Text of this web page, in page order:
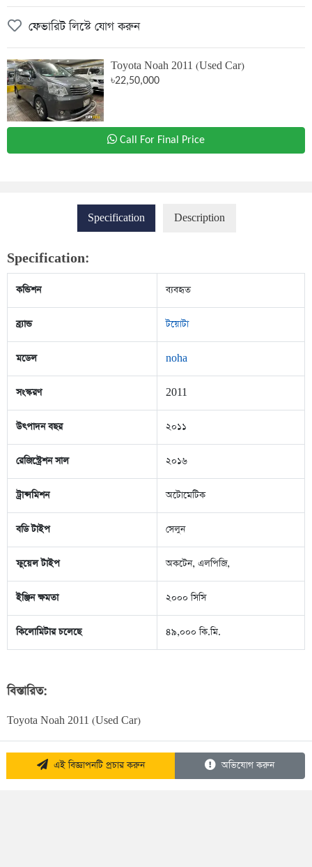
ফেভারিট লিস্টে যোগ করুন
Toyota Noah 2011 (Used Car)
৳22,50,000
Call For Final Price
Specification Description
Specification:
কন্ডিশন ব্যবহৃত
ব্র্যান্ড টয়োটা
মডেল noha
সংস্করণ 2011
উৎপাদন বছর ২০১১
রেজিস্ট্রেশন সাল ২০১৬
ট্রান্সমিশন অটোমেটিক
বডি টাইপ সেলুন
ফুয়েল টাইপ অকটেন, এলপিজি,
ইঞ্জিন ক্ষমতা ২০০০ সিসি
কিলোমিটার চলেছে ৪৯,০০০ কি.মি.
বিস্তারিত:
Toyota Noah 2011 (Used Car)
এই বিজ্ঞাপনটি প্রচার করুন অভিযোগ করুন